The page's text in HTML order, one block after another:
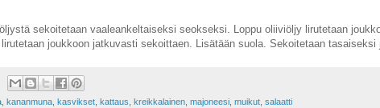
sekoitetaan vaaleankeltaiseksi seokseksi. Loppu oliiviöljy lirutetaan
joukkoon jatkuvasti sekoittaen. Lisätään suola. Sekoitetaan tasaiseksi
kananmuna kasvikset kattaus kreikkalainen majoneesi muikut salaatti